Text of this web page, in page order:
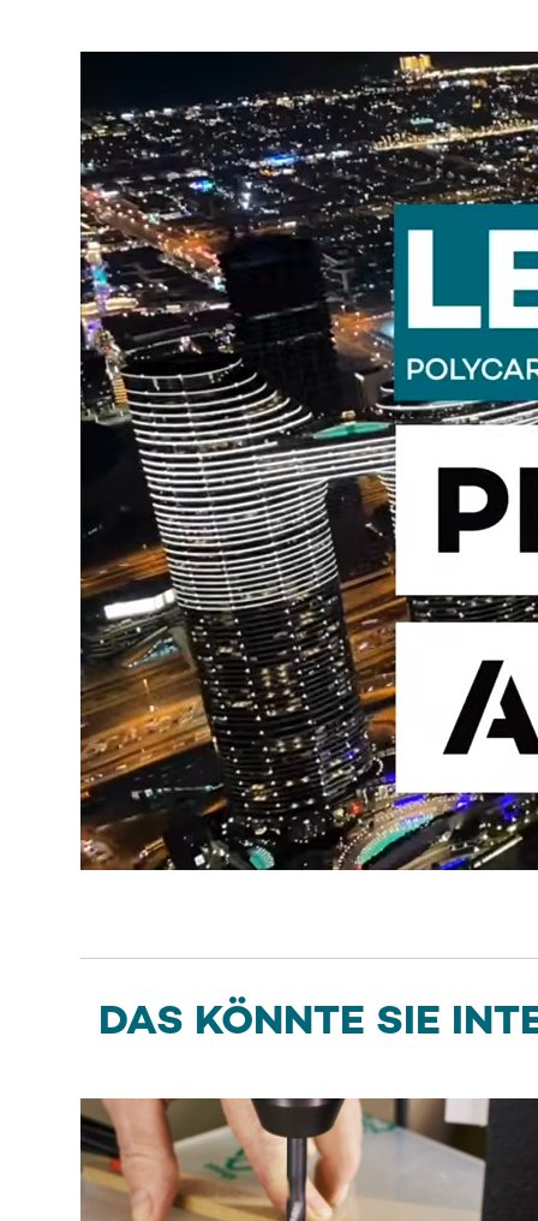
DAS KÖNNTE SIE